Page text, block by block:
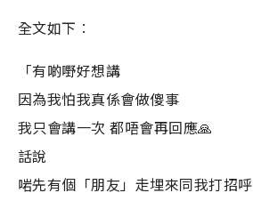
全文如下︰
「有啲嘢好想講
因為我怕我真係會做傻事
我只會講一次 都唔會再回應🙏
話說
啱先有個「朋友」走埋來同我打招呼